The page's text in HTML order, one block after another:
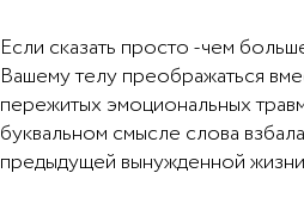
Если сказать просто -чем
Вашему телу преображаться
пережитых эмоциональных
буквальном смысле слова
предыдущей вынужденной